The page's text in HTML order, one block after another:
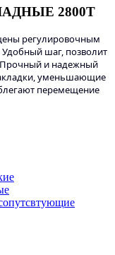
2800Т
регулировочным
шаг, позволит
Прочный и надежный
уменьшающие
перемещение